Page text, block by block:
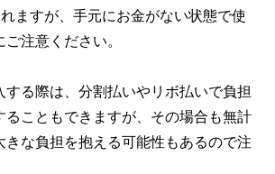
ますが、手元にお金がない状態で使
注意ください。
する際は、分割払いやリボ払いで負担
ることもできますが、その場合も無計
きな負担を抱える可能性もあるので注